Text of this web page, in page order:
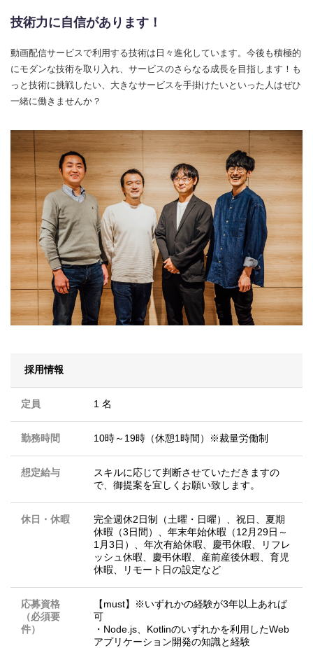
技術力に自信があります！
動画配信サービスで利用する技術は日々進化しています。今後も積極的
にモダンな技術を取り入れ、サービスのさらなる成長を目指します！も
っと技術に挑戦したい、大きなサービスを手掛けたいといった人はぜひ
一緒に働きませんか？
採用情報
定員 1 名
勤務時間 10時～19時（休憩1時間）※裁量労働制
想定給与
スキルに応じて判断させていただきますの
で、御提案を宜しくお願い致します。
休日・休暇
完全週休2日制（土曜・日曜）、祝日、夏期
休暇（3日間）、年末年始休暇（12月29日～
1月3日）、年次有給休暇、慶弔休暇、リフレ
ッシュ休暇、慶弔休暇、産前産後休暇、育児
休暇、リモート日の設定など
応募資格
（必須要
件）
【must】※いずれかの経験が3年以上あれば
可
・Node.js、Kotlinのいずれかを利用したWeb
アプリケーション開発の知識と経験